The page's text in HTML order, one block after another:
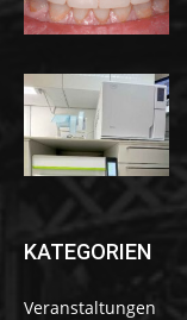
KATEGORIEN
Veranstaltungen